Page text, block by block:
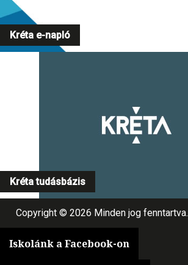
Kréta e-napló
Kréta tudásbázis
Copyright © 2026 Minden jog fenntartva.
Iskolánk a Facebook-on